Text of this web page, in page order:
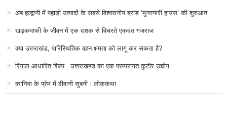
अब हल्द्वानी में पहाड़ी उत्पादों के सबसे विश्वसनीय ब्रांड ‘मुनस्यारी हाउस’ की शुरुआत
खड़कमाफी के जीवन में एक दशक से विचरते एकदंत गजराज
क्या उत्तराखंड, पारिस्थितिक वहन क्षमता को लागू कर सकता है?
रिंगाल आधारित शिल्प : उत्तराखण्ड का एक परम्परागत कुटीर उद्योग
कानिया के प्रेम में दीवानी सुबनी : लोककथा